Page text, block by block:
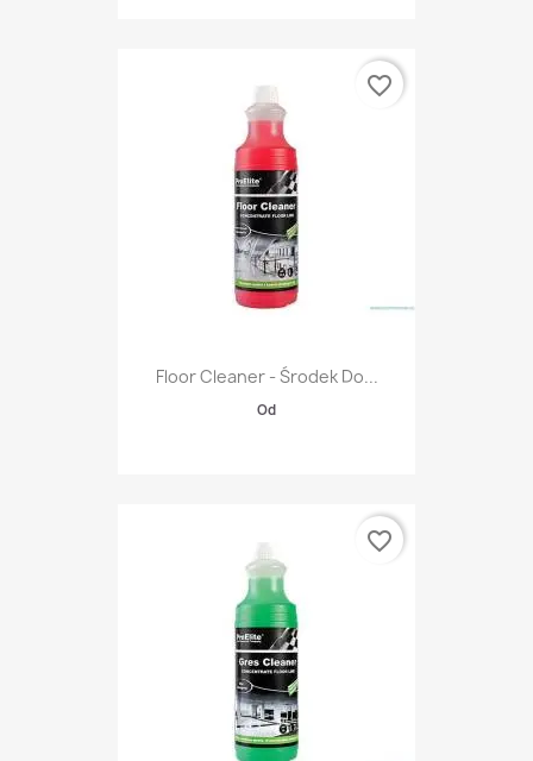
Floor Cleaner - Środek Do...
Od
favorite_border
favorite_border